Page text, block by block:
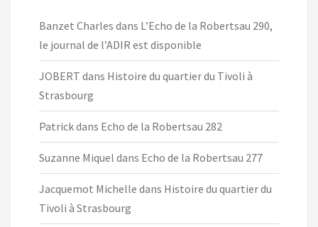
Banzet Charles dans L’Echo de la Robertsau 290,
le journal de l’ADIR est disponible
JOBERT dans Histoire du quartier du Tivoli à
Strasbourg
Patrickdans Echo de la Robertsau 282
Suzanne Miquel dans Echo de la Robertsau 277
Jacquemot Michelle dans Histoire du quartier du
Tivoli à Strasbourg